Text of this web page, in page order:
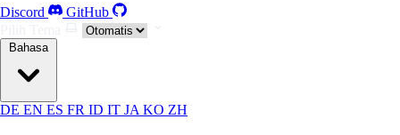
Discord
GitHub
Bahasa
DE EN ES FR ID IT JA KO ZH